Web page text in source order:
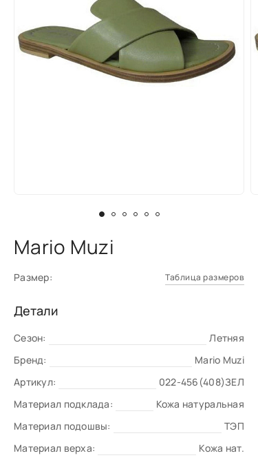
Mario Muzi
Размер: Таблица размеров
Детали
Сезон:
Летняя
Бренд:
Mario Muzi
Артикул:
022-456(408)ЗЕЛ
Материал подклада:
Кожа натуральная
Материал подошвы:
ТЭП
Материал верха:
Кожа нат.